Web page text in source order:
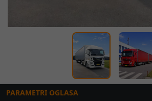
PARAMETRI OGLASA